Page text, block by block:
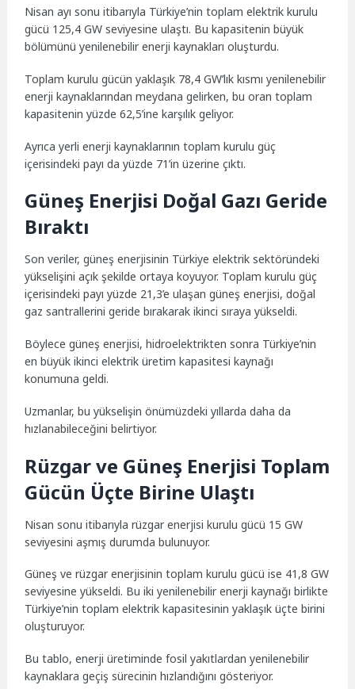
Nisan ayı sonu itibarıyla Türkiye’nin toplam elektrik kurulu
gücü 125,4 GW seviyesine ulaştı. Bu kapasitenin büyük
bölümünü yenilenebilir enerji kaynakları oluşturdu.
Toplam kurulu gücün yaklaşık 78,4 GW’lık kısmı yenilenebilir
enerji kaynaklarından meydana gelirken, bu oran toplam
kapasitenin yüzde 62,5’ine karşılık geliyor.
Ayrıca yerli enerji kaynaklarının toplam kurulu güç
içerisindeki payı da yüzde 71’in üzerine çıktı.
Güneş Enerjisi Doğal Gazı Geride
Bıraktı
Son veriler, güneş enerjisinin Türkiye elektrik sektöründeki
yükselişini açık şekilde ortaya koyuyor. Toplam kurulu güç
içerisindeki payı yüzde 21,3’e ulaşan güneş enerjisi, doğal
gaz santrallerini geride bırakarak ikinci sıraya yükseldi.
Böylece güneş enerjisi, hidroelektrikten sonra Türkiye’nin
en büyük ikinci elektrik üretim kapasitesi kaynağı
konumuna geldi.
Uzmanlar, bu yükselişin önümüzdeki yıllarda daha da
hızlanabileceğini belirtiyor.
Rüzgar ve Güneş Enerjisi Toplam
Gücün Üçte Birine Ulaştı
Nisan sonu itibarıyla rüzgar enerjisi kurulu gücü 15 GW
seviyesini aşmış durumda bulunuyor.
Güneş ve rüzgar enerjisinin toplam kurulu gücü ise 41,8 GW
seviyesine yükseldi. Bu iki yenilenebilir enerji kaynağı birlikte
Türkiye’nin toplam elektrik kapasitesinin yaklaşık üçte birini
oluşturuyor.
Bu tablo, enerji üretiminde fosil yakıtlardan yenilenebilir
kaynaklara geçiş sürecinin hızlandığını gösteriyor.